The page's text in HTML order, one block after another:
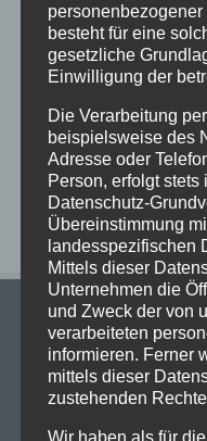
Vorstellungen des
Spiel“ in der Aula am
Stundenraster bei
Neueste
besteht für eine
gesetzliche
Einwilligung der
Die Verarbeitung
beispielsweise des
Adresse oder
Person, erfolgt
Datenschutz-
Übereinstimmung
landesspezifischen
Mittels dieser
Unternehmen die
und Zweck der von
verarbeiteten
informieren. Ferner
mittels dieser
zustehenden
Wir haben als für